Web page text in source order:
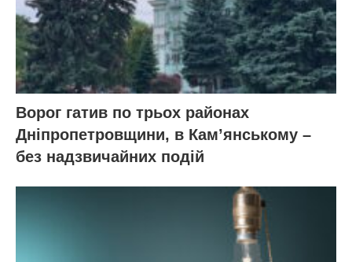
Ворог гатив по трьох районах
Дніпропетровщини, в Кам’янському –
без надзвичайних подій